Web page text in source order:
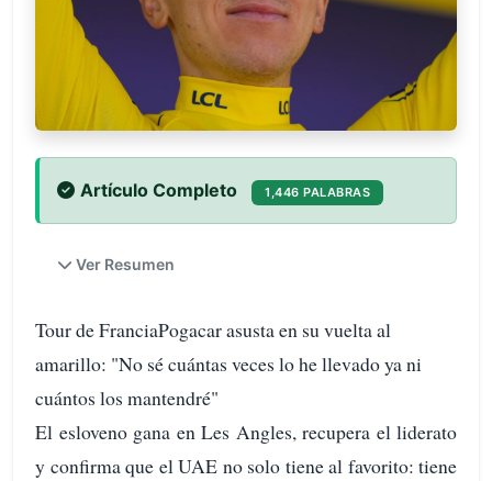
Artículo Completo 1,446 PALABRAS
Ver Resumen
Tour de FranciaPogacar asusta en su vuelta al
amarillo: "No sé cuántas veces lo he llevado ya ni
cuántos los mantendré"
El esloveno gana en Les Angles, recupera el liderato
y confirma que el UAE no solo tiene al favorito: tiene